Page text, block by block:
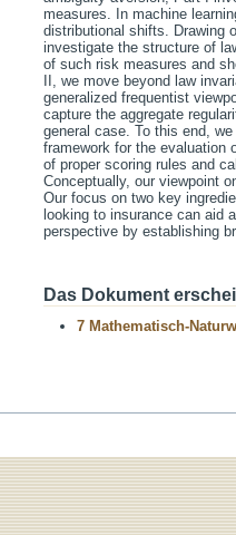
measures. In machine
distributional shifts. Drawing
investigate the structure of
of such risk measures and
II, we move beyond law
generalized frequentist
capture the aggregate
general case. To this end,
framework for the evaluation
of proper scoring rules and
Conceptually, our viewpoint
Our focus on two key
looking to insurance can aid
perspective by establishing
Das Dokument
7 Mathematisch-